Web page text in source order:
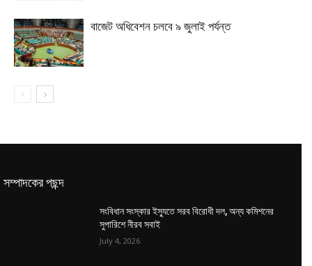
বাজেট অধিবেশন চলবে ৯ জুলাই পর্যন্ত
সম্পাদকের পছন্দ
সংবিধান সংস্কার ইস্যুতে সরব বিরোধী দল, অন্য কমিশনের
সুপারিশে নীরব সবাই
July 4, 2026